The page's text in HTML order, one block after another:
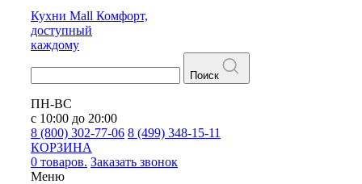
Кухни Mall Комфорт,
доступный
каждому
Поиск
ПН-ВС
с 10:00 до 20:00
8 (800) 302-77-06 8 (499) 348-15-11
КОРЗИНА
0 товаров. Заказать звонок
Меню